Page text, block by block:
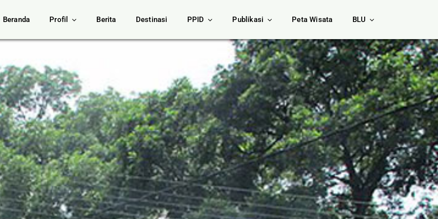
Beranda Profil Berita Destinasi PPID Publikasi Peta Wisata BLU